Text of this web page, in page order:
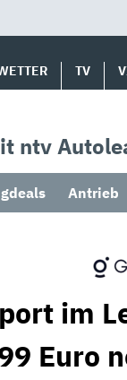
TV
ntv
Antrieb
im
Euro